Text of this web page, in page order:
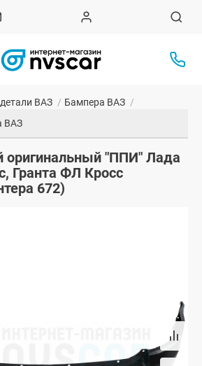
ВАЗ / Бампера ВАЗ /
ВАЗ
оригинальный "ППИ" Лада
Гранта ФЛ Кросс
672)